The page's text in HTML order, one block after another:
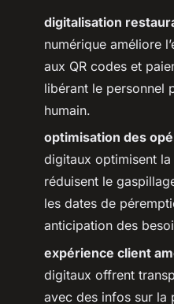
digitalisation
numérique améliore
aux QR codes et
libérant le personnel
humain.
optimisation des
digitaux optimisent
réduisent le
les dates de
anticipation des
expérience client
digitaux offrent
avec des infos sur la